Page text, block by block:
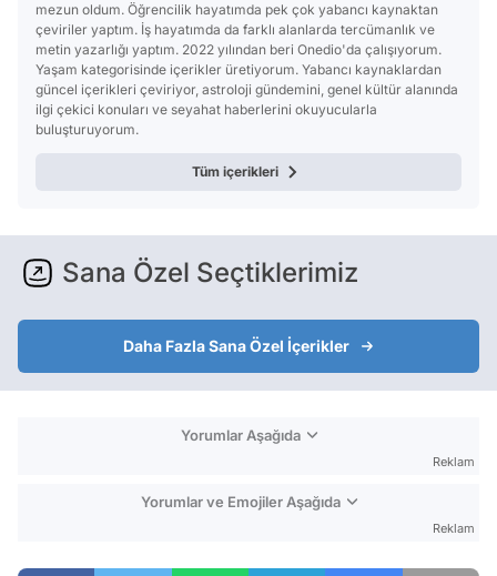
mezun oldum. Öğrencilik hayatımda pek çok yabancı kaynaktan
çeviriler yaptım. İş hayatımda da farklı alanlarda tercümanlık ve
metin yazarlığı yaptım. 2022 yılından beri Onedio'da çalışıyorum.
Yaşam kategorisinde içerikler üretiyorum. Yabancı kaynaklardan
güncel içerikleri çeviriyor, astroloji gündemini, genel kültür alanında
ilgi çekici konuları ve seyahat haberlerini okuyucularla
buluşturuyorum.
Tüm içerikleri
Sana Özel Seçtiklerimiz
Daha Fazla Sana Özel İçerikler
Yorumlar Aşağıda
Reklam
Yorumlar ve Emojiler Aşağıda
Reklam